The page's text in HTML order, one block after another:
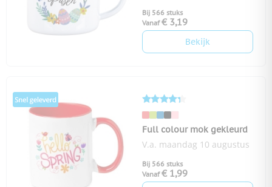
Bij 566 stuks
Vanaf € 3,19
Bekijk
Full colour mok gekleurd
V.a. maandag 10 augustus
Bij 566 stuks
Vanaf € 1,99